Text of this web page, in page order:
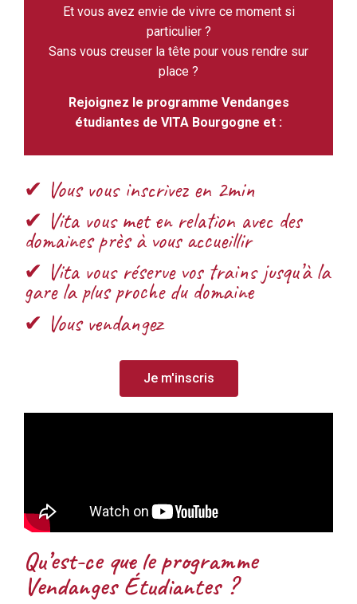
Et vous avez envie de vivre ce moment si
particulier ?
Sans vous creuser la tête pour vous rendre sur
place ?
Rejoignez le programme Vendanges
étudiantes de VITA Bourgogne et :
✔ Vous vous inscrivez en 2min
✔ Vita vous met en relation avec des
domaines près à vous accueillir
✔ Vita vous réserve vos trains jusqu’à la
gare la plus proche du domaine
✔ Vous vendangez
Je m'inscris
Qu’est-ce que le programme
Vendanges Étudiantes ?